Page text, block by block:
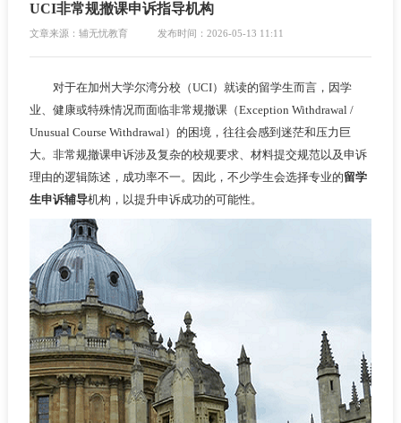
UCI非常规撤课申诉指导机构
文章来源：辅无忧教育 发布时间：2026-05-13 11:11
对于在加州大学尔湾分校（UCI）就读的留学生而言，因学
业、健康或特殊情况而面临非常规撤课（Exception Withdrawal /
Unusual Course Withdrawal）的困境，往往会感到迷茫和压力巨
大。非常规撤课申诉涉及复杂的校规要求、材料提交规范以及申诉
理由的逻辑陈述，成功率不一。因此，不少学生会选择专业的留学
生申诉辅导机构，以提升申诉成功的可能性。